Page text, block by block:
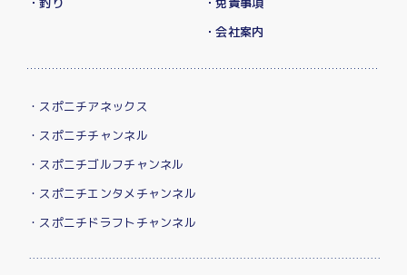
・会社案内
・スポニチアネックス
・スポニチチャンネル
・スポニチゴルフチャンネル
・スポニチエンタメチャンネル
・スポニチドラフトチャンネル